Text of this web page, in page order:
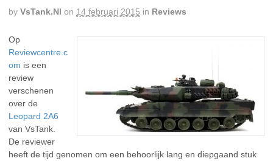
by VsTank.nl on 14 februari 2015 in Reviews
Op
Reviewcentre.c
om is een
review
verschenen
over de
Leopard 2A6
van VsTank.
De reviewer
heeft de tijd genomen om een behoorlijk lang en diepgaand stuk